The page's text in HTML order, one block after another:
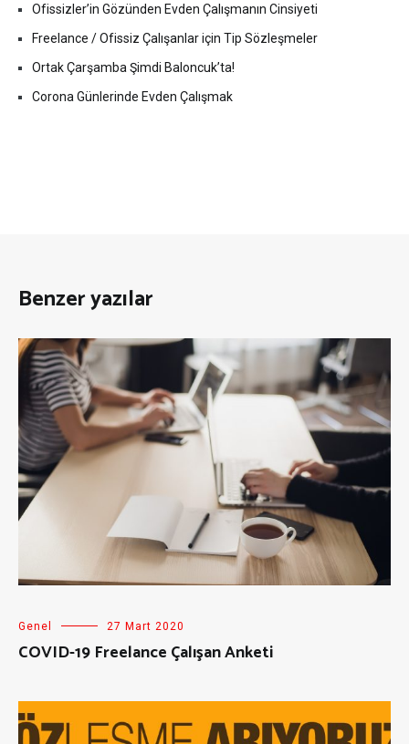
Ofissizler’in Gözünden Evden Çalışmanın Cinsiyeti
Freelance / Ofissiz Çalışanlar için Tip Sözleşmeler
Ortak Çarşamba Şimdi Baloncuk’ta!
Corona Günlerinde Evden Çalışmak
Benzer yazılar
Genel 27 Mart 2020
COVID-19 Freelance Çalışan Anketi